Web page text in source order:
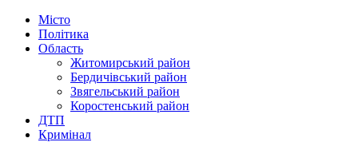
Місто
Політика
Область
Житомирський район
Бердичівський район
Звягельський район
Коростенський район
ДТП
Кримінал